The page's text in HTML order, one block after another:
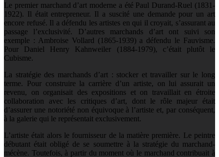
Le premier marchand d’art moderne a été Paul Durand-Ruel (1831-
1922). Il était entrepreneur. Il a suscité une demande pour un art
encore refusé. Il a défendu les artistes en qui il croyait, s’assurant au
passage l’exclusivité. D’autres marchands d’art ont suivi son
exemple : Ambroise Vollard (1865-1939) a défendu le Fauvisme.
Pour Daniel Henry Kahnweiler (1884-1979), c’était plutôt le
Cubisme.
La stratégie des marchands d’art : stocker et travailler sur le long
terme. Pour construire la carrière d’un artiste, on lui assurait un
revenu, on organisait des expositions et on travaillait en étroite
collaboration avec les critiques d’art, dont le rôle majeur était
d’assurer une notoriété non équivoque à l’artiste et, par conséquent,
à la galerie qui le représentait exclusivement.
L’artiste était alors le fournisseur de la matière première. Le peintre
débutant était obligé de se soumettre à la stratégie du marchand-
mécène. Toutefois, à partir du moment où le marchand contribuait à